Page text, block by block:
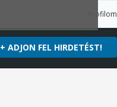
Profilom
+ ADJON FEL HIRDETÉST!